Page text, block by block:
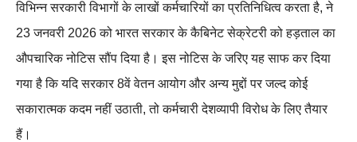
विभिन्न सरकारी विभागों के लाखों कर्मचारियों का प्रतिनिधित्व करता है, ने
23 जनवरी 2026 को भारत सरकार के कैबिनेट सेक्रेटरी को हड़ताल का
औपचारिक नोटिस सौंप दिया है। इस नोटिस के जरिए यह साफ कर दिया
गया है कि यदि सरकार 8वें वेतन आयोग और अन्य मुद्दों पर जल्द कोई
सकारात्मक कदम नहीं उठाती, तो कर्मचारी देशव्यापी विरोध के लिए तैयार
हैं।